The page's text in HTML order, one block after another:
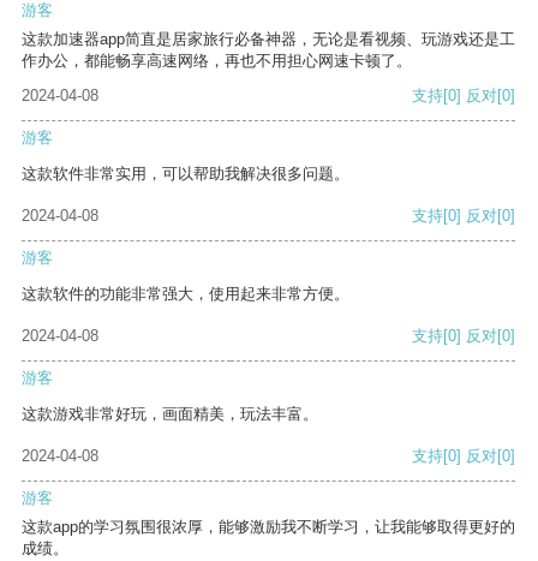
游客
这款加速器app简直是居家旅行必备神器，无论是看视频、玩游戏还是工
作办公，都能畅享高速网络，再也不用担心网速卡顿了。
2024-04-08
支持[0] 反对[0]
游客
这款软件非常实用，可以帮助我解决很多问题。
2024-04-08 支持[0] 反对[0]
游客
这款软件的功能非常强大，使用起来非常方便。
2024-04-08 支持[0] 反对[0]
游客
这款游戏非常好玩，画面精美，玩法丰富。
2024-04-08 支持[0] 反对[0]
游客
这款app的学习氛围很浓厚，能够激励我不断学习，让我能够取得更好的
成绩。